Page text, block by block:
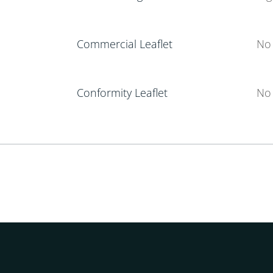
Commercial Leaflet
Conformity Leaflet